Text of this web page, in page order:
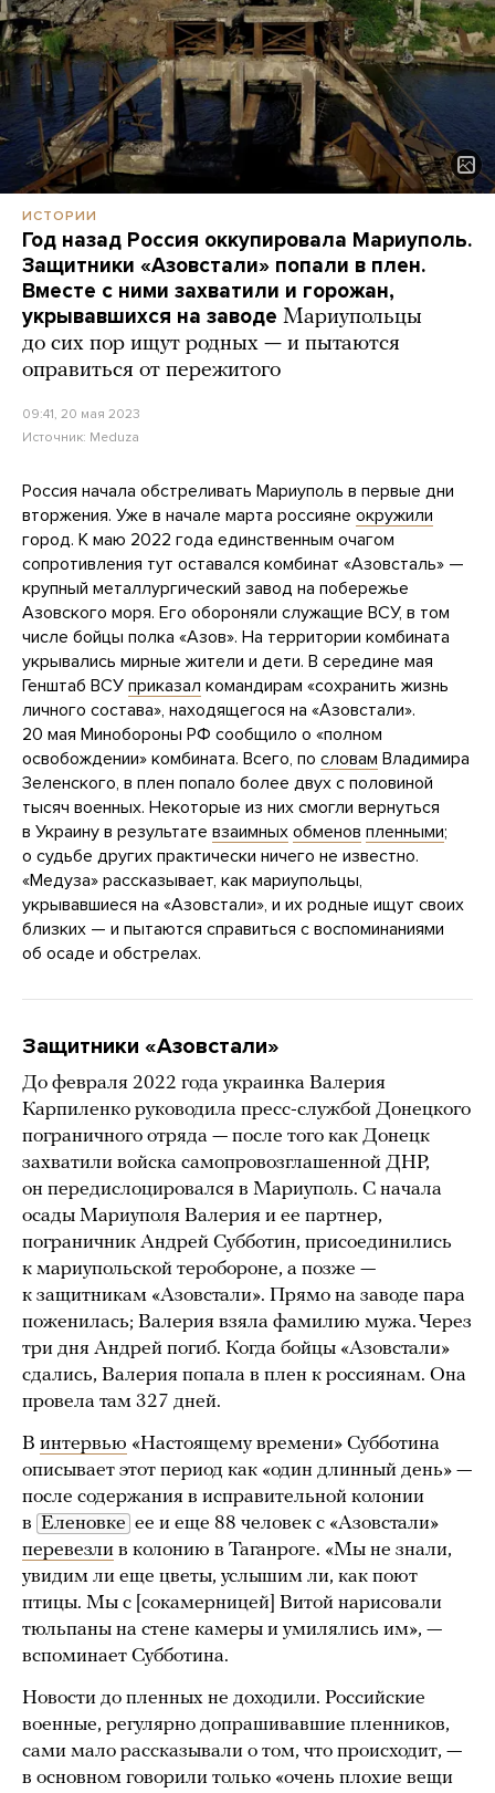
ИСТОРИИ
Год назад Россия оккупировала Мариуполь.
Защитники «Азовстали» попали в плен.
Вместе с ними захватили и горожан,
укрывавшихся на заводе Мариупольцы
до сих пор ищут родных — и пытаются
оправиться от пережитого
09:41, 20 мая 2023
Источник: Meduza
Россия начала обстреливать Мариуполь в первые дни
вторжения. Уже в начале марта россияне окружили
город. К маю 2022 года единственным очагом
сопротивления тут оставался комбинат «Азовсталь» —
крупный металлургический завод на побережье
Азовского моря. Его обороняли служащие ВСУ, в том
числе бойцы полка «Азов». На территории комбината
укрывались мирные жители и дети. В середине мая
Генштаб ВСУ приказал командирам «сохранить жизнь
личного состава», находящегося на «Азовстали».
20 мая Минобороны РФ сообщило о «полном
освобождении» комбината. Всего, по словам Владимира
Зеленского, в плен попало более двух с половиной
тысяч военных. Некоторые из них смогли вернуться
в Украину в результате взаимных обменов пленными;
о судьбе других практически ничего не известно.
«Медуза» рассказывает, как мариупольцы,
укрывавшиеся на «Азовстали», и их родные ищут своих
близких — и пытаются справиться с воспоминаниями
об осаде и обстрелах.
Защитники «Азовстали»
До февраля 2022 года украинка Валерия
Карпиленко руководила пресс-службой Донецкого
пограничного отряда — после того как Донецк
захватили войска самопровозглашенной ДНР,
он передислоцировался в Мариуполь. С начала
осады Мариуполя Валерия и ее партнер,
пограничник Андрей Субботин, присоединились
к мариупольской теробороне, а позже —
к защитникам «Азовстали». Прямо на заводе пара
поженилась; Валерия взяла фамилию мужа. Через
три дня Андрей погиб. Когда бойцы «Азовстали»
сдались, Валерия попала в плен к россиянам. Она
провела там 327 дней.
В интервью «Настоящему времени» Субботина
описывает этот период как «один длинный день» —
после содержания в исправительной колонии
в Еленовке ее и еще 88 человек с «Азовстали»
перевезли в колонию в Таганроге. «Мы не знали,
увидим ли еще цветы, услышим ли, как поют
птицы. Мы с [сокамерницей] Витой нарисовали
тюльпаны на стене камеры и умилялись им», —
вспоминает Субботина.
Новости до пленных не доходили. Российские
военные, регулярно допрашивавшие пленников,
сами мало рассказывали о том, что происходит, —
в основном говорили только «очень плохие вещи